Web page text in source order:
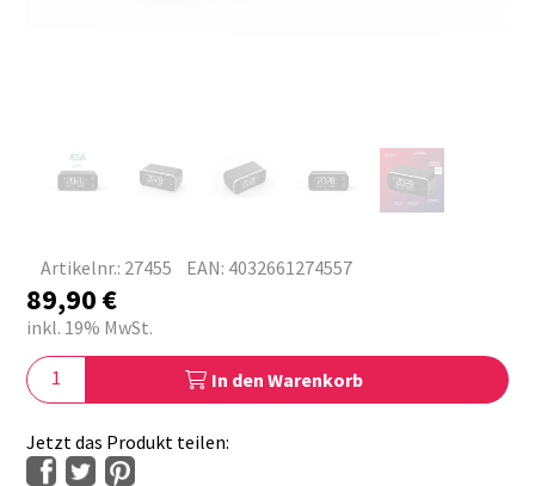
Artikelnr.: 27455 EAN: 4032661274557
89,90€
inkl. 19% MwSt.
In den Warenkorb
Jetzt das Produkt teilen: